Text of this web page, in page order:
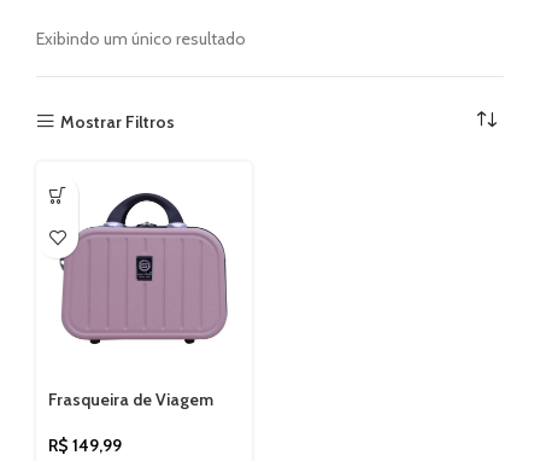
Exibindo um único resultado
Mostrar Filtros
Frasqueira de Viagem
R$ 149,99